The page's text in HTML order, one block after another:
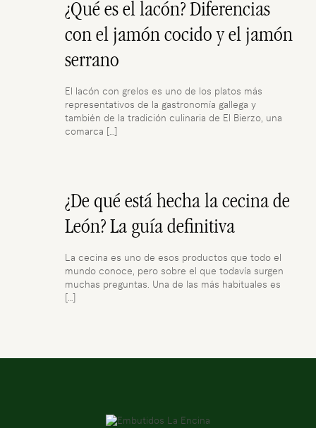
¿Qué es el lacón? Diferencias
con el jamón cocido y el jamón
serrano
El lacón con grelos es uno de los platos más
representativos de la gastronomía gallega y
también de la tradición culinaria de El Bierzo, una
comarca […]
¿De qué está hecha la cecina de
León? La guía definitiva
La cecina es uno de esos productos que todo el
mundo conoce, pero sobre el que todavía surgen
muchas preguntas. Una de las más habituales es
[…]